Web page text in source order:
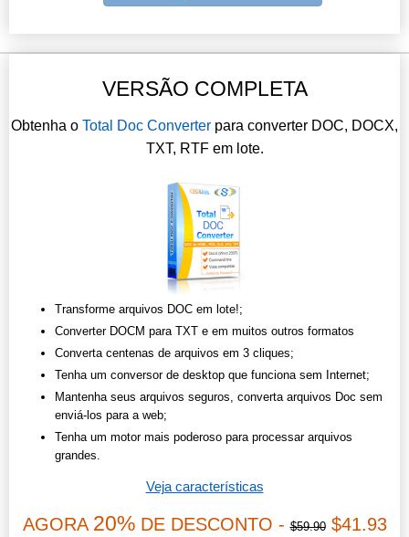
VERSÃO COMPLETA
Obtenha o Total Doc Converter para converter DOC, DOCX,
TXT, RTF em lote.
Transforme arquivos DOC em lote!;
Converter DOCM para TXT e em muitos outros formatos
Converta centenas de arquivos em 3 cliques;
Tenha um conversor de desktop que funciona sem Internet;
Mantenha seus arquivos seguros, converta arquivos Doc sem
enviá-los para a web;
Tenha um motor mais poderoso para processar arquivos
grandes.
Veja características
AGORA 20%DE DESCONTO -$59.90$41.93